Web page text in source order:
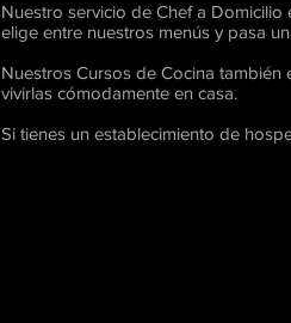
Nuestro servicio de Chef a
elige entre nuestros menús y pasa
Nuestros Cursos de Cocina
vivirlas cómodamente en casa.
Si tienes un establecimiento de